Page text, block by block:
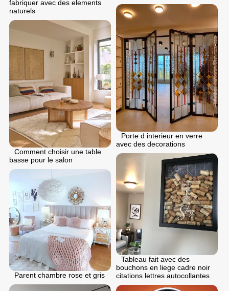
fabriquer avec des elements
naturels
Porte d interieur en verre
avec des decorations
Comment choisir une table
basse pour le salon
Tableau fait avec des
bouchons en liege cadre noir
citations lettres autocollantes
Parent chambre rose et gris